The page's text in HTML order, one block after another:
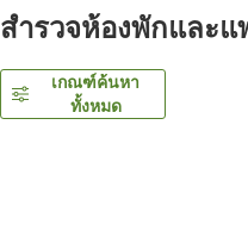
สำรวจห้องพักและแ
เกณฑ์ค้นหา
ทั้งหมด